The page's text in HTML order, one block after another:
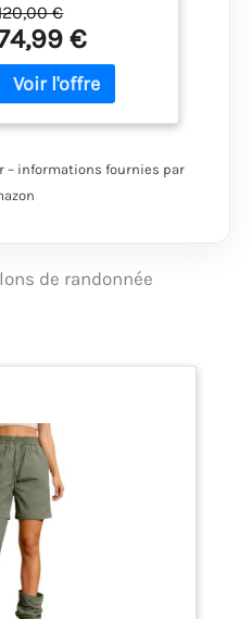
convertible en short
aux
Sa matière
résistante très
accompagnent vos
aisance Respirant et
et en cas
stretch ;
; Braguette
zippée ; Pantalon
transformable en
short ; Genoux
préformés
€
€
informations fournies par
de randonnée